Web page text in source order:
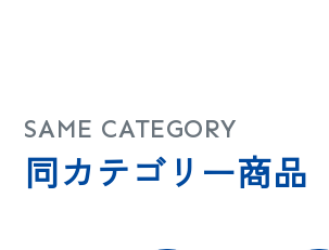
SAME CATEGORY
同カテゴリー商品